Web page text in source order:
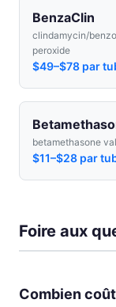
BenzaClin
clindamycin/
peroxide
$49–$78 par
betamethasone
$11–$28 par
Foire aux
Combien